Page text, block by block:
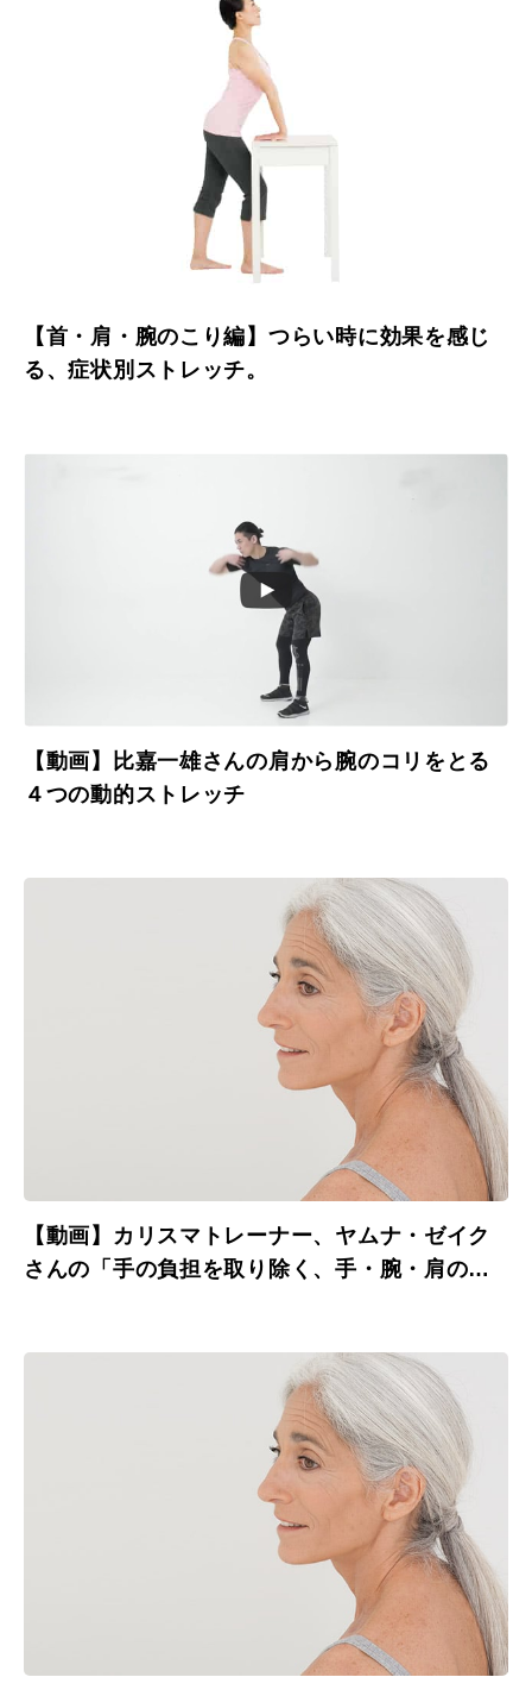
【首・肩・腕のこり編】つらい時に効果を感じ
る、症状別ストレッチ。
【動画】比嘉一雄さんの肩から腕のコリをとる
４つの動的ストレッチ
【動画】カリスマトレーナー、ヤムナ・ゼイク
さんの「手の負担を取り除く、手・腕・肩のワ